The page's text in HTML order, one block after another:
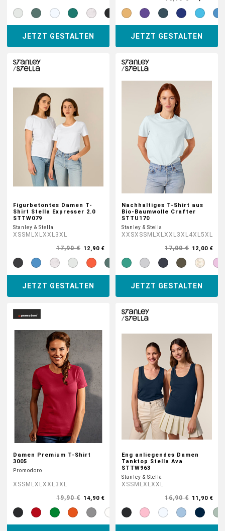
JETZT GESTALTEN JETZT GESTALTEN
Figurbetontes Damen T-
Shirt Stella Expresser 2.0
STTW079
Stanley & Stella
XSS M LXLXXL3XL
17,90 € 12,90 €
JETZT GESTALTEN
Nachhaltiges T-Shirt aus
Bio-Baumwolle Crafter
STTU170
Stanley & Stella
XXSXSS M LXLXXL3XL4XL5XL
17,00 € 12,00 €
JETZT GESTALTEN
Damen Premium T-Shirt
3005
Promodoro
XSS M LXLXXL3XL
19,90 € 14,90 €
Eng anliegendes Damen
Tanktop Stella Ava
STTW963
Stanley & Stella
XSS M LXLXXL
16,90 € 11,90 €